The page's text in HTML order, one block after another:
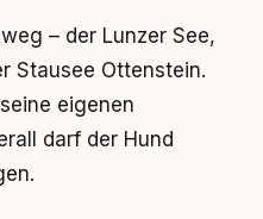
– der Lunzer See,
Stausee Ottenstein.
eigenen
darf der Hund